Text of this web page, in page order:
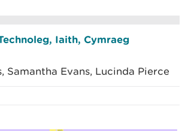
Iaith, Cymraeg
Samantha Evans, Lucinda Pierce